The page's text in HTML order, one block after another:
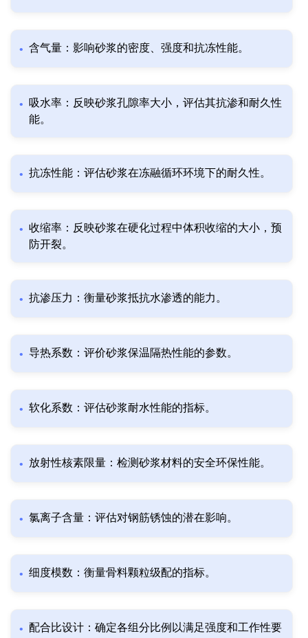
含气量：影响砂浆的密度、强度和抗冻性能。
吸水率：反映砂浆孔隙率大小，评估其抗渗和耐久性
能。
抗冻性能：评估砂浆在冻融循环环境下的耐久性。
收缩率：反映砂浆在硬化过程中体积收缩的大小，预
防开裂。
抗渗压力：衡量砂浆抵抗水渗透的能力。
导热系数：评价砂浆保温隔热性能的参数。
软化系数：评估砂浆耐水性能的指标。
放射性核素限量：检测砂浆材料的安全环保性能。
氯离子含量：评估对钢筋锈蚀的潜在影响。
细度模数：衡量骨料颗粒级配的指标。
配合比设计：确定各组分比例以满足强度和工作性要